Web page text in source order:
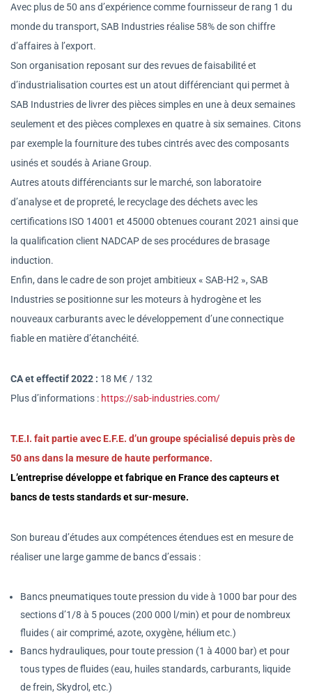
Avec plus de 50 ans d’expérience comme fournisseur de rang 1 du
monde du transport, SAB Industries réalise 58% de son chiffre
d’affaires à l’export.
Son organisation reposant sur des revues de faisabilité et
d’industrialisation courtes est un atout différenciant qui permet à
SAB Industries de livrer des pièces simples en une à deux semaines
seulement et des pièces complexes en quatre à six semaines. Citons
par exemple la fourniture des tubes cintrés avec des composants
usinés et soudés à Ariane Group.
Autres atouts différenciants sur le marché, son laboratoire
d’analyse et de propreté, le recyclage des déchets avec les
certifications ISO 14001 et 45000 obtenues courant 2021 ainsi que
la qualification client NADCAP de ses procédures de brasage
induction.
Enfin, dans le cadre de son projet ambitieux « SAB-H2 », SAB
Industries se positionne sur les moteurs à hydrogène et les
nouveaux carburants avec le développement d’une connectique
fiable en matière d’étanchéité.
CA et effectif 2022 : 18 M€ / 132
Plus d’informations : https://sab-industries.com/
T.E.I. fait partie avec E.F.E. d’un groupe spécialisé depuis près de
50 ans dans la mesure de haute performance.
L’entreprise développe et fabrique en France des capteurs et
bancs de tests standards et sur-mesure.
Son bureau d’études aux compétences étendues est en mesure de
réaliser une large gamme de bancs d’essais :
Bancs pneumatiques toute pression du vide à 1000 bar pour des
sections d’1/8 à 5 pouces (200 000 l/min) et pour de nombreux
fluides ( air comprimé, azote, oxygène, hélium etc.)
Bancs hydrauliques, pour toute pression (1 à 4000 bar) et pour
tous types de fluides (eau, huiles standards, carburants, liquide
de frein, Skydrol, etc.)